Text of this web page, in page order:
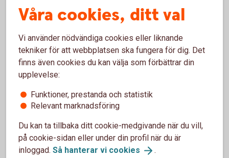
Vanliga frågor om att försäkra
Mercedes
Trafik, hel och halv – vad är det för skillnad på
försäkringarna?
När slutar den tidigare ägarens försäkring att
gälla?
Om man övningskör och olyckan är framme,
täcker bilförsäkringen då?
Våra cookies, ditt val
Vi använder nödvändiga cookies eller liknande
tekniker för att webbplatsen ska fungera för dig. Det
finns även cookies du kan välja som förbättrar din
upplevelse:
Funktioner, prestanda och statistik
Relevant marknadsföring
Du kan ta tillbaka ditt cookie-medgivande när du vill,
på cookie-sidan eller under din profil när du är
inloggad. Så hanterar vi cookies .